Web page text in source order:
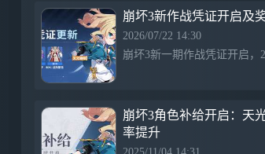
主题活动「舰舰与许愿树秘
活动任务可获取瞒天乐游·曙
「流浪朋克」、水晶、活动
末协理0017适用服装「404
线。 【新武器】琉璃朱燧、琉璃朱燧·开 角
崩坏3新作战凭证开启及
2026/07/22 14:30
崩坏3角色补给开启：天
率提升